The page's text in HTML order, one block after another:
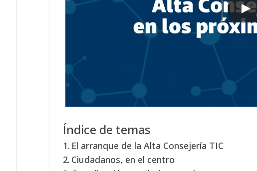
Índice de temas
El arranque de la Alta Consejería TIC
Ciudadanos, en el centro